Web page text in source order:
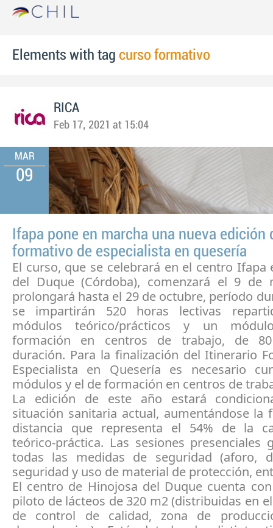
Elements with tag curso formativo
RICA
Feb 17, 2021 at 15:04
MAR
09
Ifapa pone en marcha una nueva edición
formativo de especialista en quesería
El curso, que se celebrará en el centro Ifapa
del Duque (Córdoba), comenzará el 9 de
prolongará hasta el 29 de octubre, período
se impartirán 520 horas lectivas
módulos teórico/prácticos y un
formación en centros de trabajo, de
duración. Para la finalización del Itinerario
Especialista en Quesería es necesario
módulos y el de formación en centros de
La edición de este año estará
situación sanitaria actual, aumentándose la
distancia que representa el 54% de la
teórico-práctica. Las sesiones presenciales
todas las medidas de seguridad (aforo,
seguridad y uso de material de protección,
El centro de Hinojosa del Duque cuenta
piloto de lácteos de 320 m2 (distribuidas en
de control de calidad, zona de